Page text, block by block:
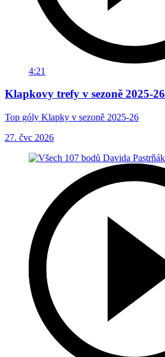
4:21
Klapkovy trefy v sezoně 2025-26
Top góly Klapky v sezoně 2025-26
27. čvc 2026